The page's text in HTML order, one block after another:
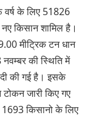
वर्ष के लिए 51826
किसान शामिल है।
मीट्रिक टन धान
की स्थिति में
की गई है। इसके
जारी किए गए
किसानो के लिए